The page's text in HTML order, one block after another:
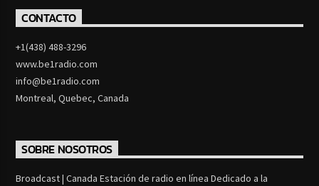
CONTACTO
+1(438) 488-3296
www.be1radio.com
info@be1radio.com
Montreal, Quebec, Canada
SOBRE NOSOTROS
Broadcast | Canada Estación de radio en línea Dedicado a la